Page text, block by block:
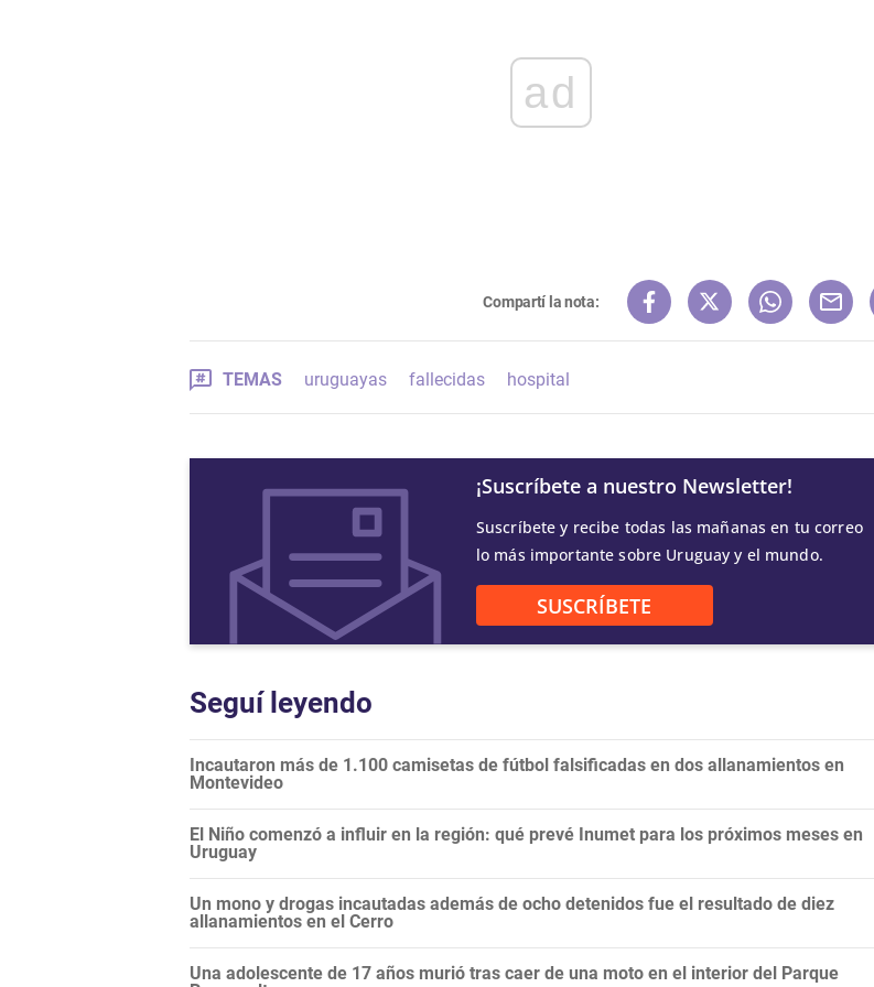
ad
Compartí la nota:
TEMAS uruguayas fallecidas hospital
¡Suscríbete a nuestro Newsletter!
Suscríbete y recibe todas las mañanas en tu correo
lo más importante sobre Uruguay y el mundo.
SUSCRÍBETE
Seguí leyendo
Incautaron más de 1.100 camisetas de fútbol falsificadas en dos allanamientos en
Montevideo
El Niño comenzó a influir en la región: qué prevé Inumet para los próximos meses en
Uruguay
Un mono y drogas incautadas además de ocho detenidos fue el resultado de diez
allanamientos en el Cerro
Una adolescente de 17 años murió tras caer de una moto en el interior del Parque